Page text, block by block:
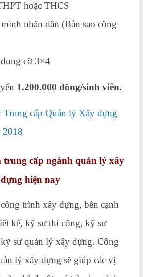
hoặc THCS
nhân dân (Bản sao công
cỡ 3×4
1.200.000 đồng/sinh viên.
Trung cấp Quản lý Xây dựng
2018
trung cấp ngành quản lý xây
dựng hiện nay
trình xây dựng, bên cạnh
kế, kỹ sư thi công, kỹ sư
kỹ sư quản lý xây dựng. Công
lý xây dựng sẽ giúp các vị